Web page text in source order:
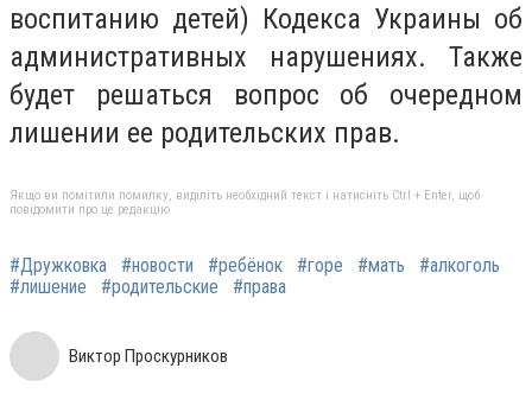
воспитанию детей) Кодекса Украины об
административных нарушениях. Также
будет решаться вопрос об очередном
лишении ее родительских прав.
Якщо ви помітили помилку, виділіть необхідний текст і натисніть Ctrl + Enter, щоб
повідомити про це редакцію
#Дружковка #новости #ребёнок #горе #мать
#алкоголь
#лишение
#родительские #права
Виктор Проскурников